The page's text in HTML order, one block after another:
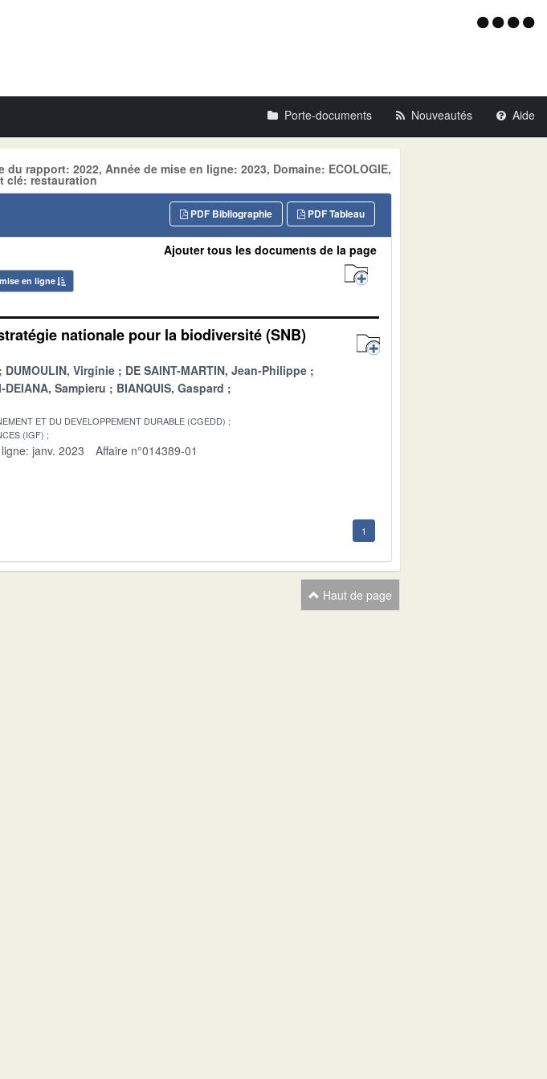
Menu
Porte-documents Nouveautés Aide
rapport: 2022, Année de mise en ligne: 2023, Domaine: ECOLOGIE,
clé: restauration
PDF Tableau
PDF Bibliographie
en ligne
Ajouter tous les documents de la page
nationale pour la biodiversité (SNB)
DUMOULIN, Virginie
DE SAINT-MARTIN, Jean-Philippe
DEIANA, Sampieru
BIANQUIS, Gaspard
ET DU DEVELOPPEMENT DURABLE (CGEDD)
(IGF)
janv. 2023 Affaire n°014389-01
1
Haut de page